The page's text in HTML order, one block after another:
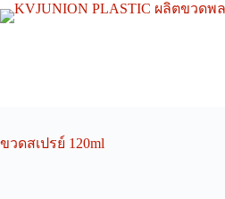
Skip
to
ขวดสเปรย์ 120ml